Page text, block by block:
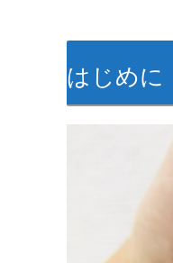
はじめに